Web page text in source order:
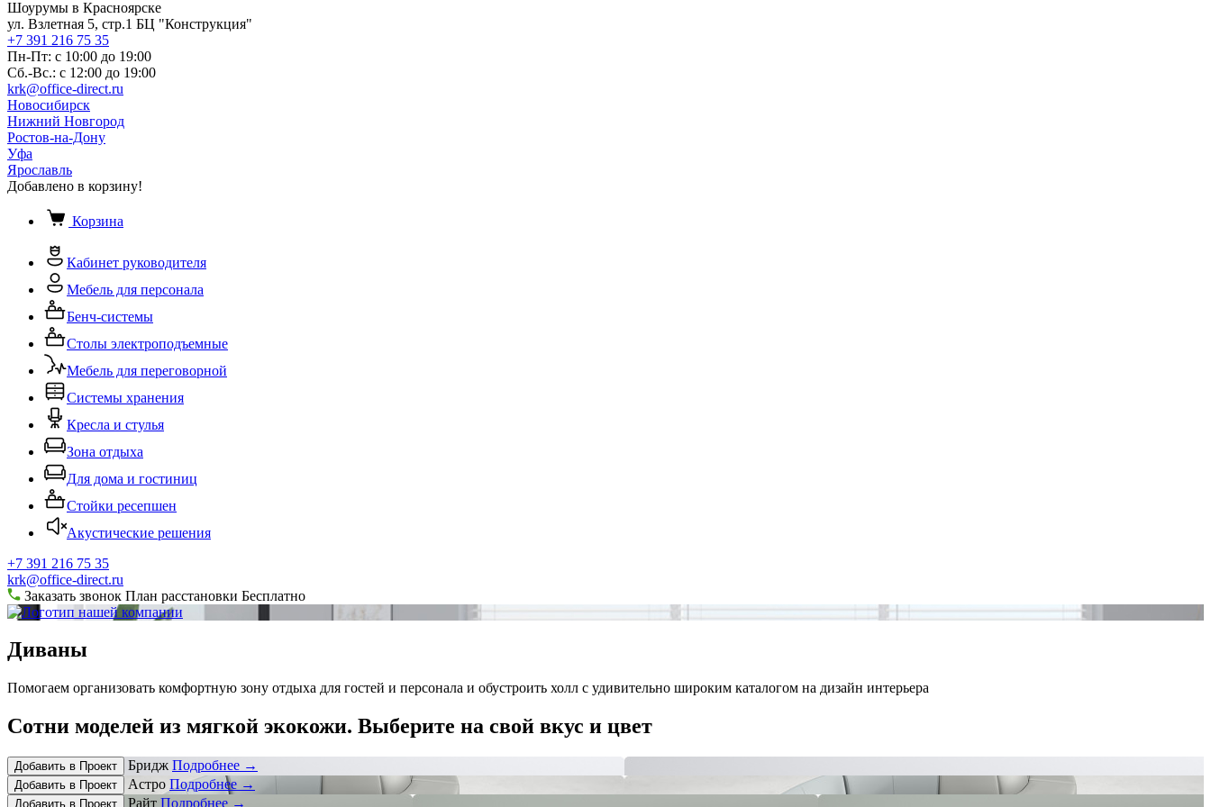
Шоурумы в Красноярске
ул. Взлетная 5, стр.1 БЦ "Конструкция"
+7 391 216 75 35
Пн-Пт: с 10:00 до 19:00
Сб.-Вс.: с 12:00 до 19:00
krk@office-direct.ru
Новосибирск
Нижний Новгород
Ростов-на-Дону
Уфа
Ярославль
Добавлено в корзину!
Корзина
Кабинет руководителя
Мебель для персонала
Бенч-системы
Столы электроподъемные
Мебель для переговорной
Системы хранения
Кресла и стулья
Зона отдыха
Для дома и гостиниц
Стойки ресепшен
Акустические решения
+7 391 216 75 35
krk@office-direct.ru
Заказать звонок План расстановки Бесплатно
Диваны
Помогаем организовать комфортную зону отдыха для гостей и персонала и обустроить холл с удивительно широким каталогом на дизайн интерьера
Сотни моделей из мягкой экокожи. Выберите на свой вкус и цвет
Добавить в Проект Бридж Подробнее →
Добавить в Проект Астро Подробнее →
Добавить в Проект Райт Подробнее →